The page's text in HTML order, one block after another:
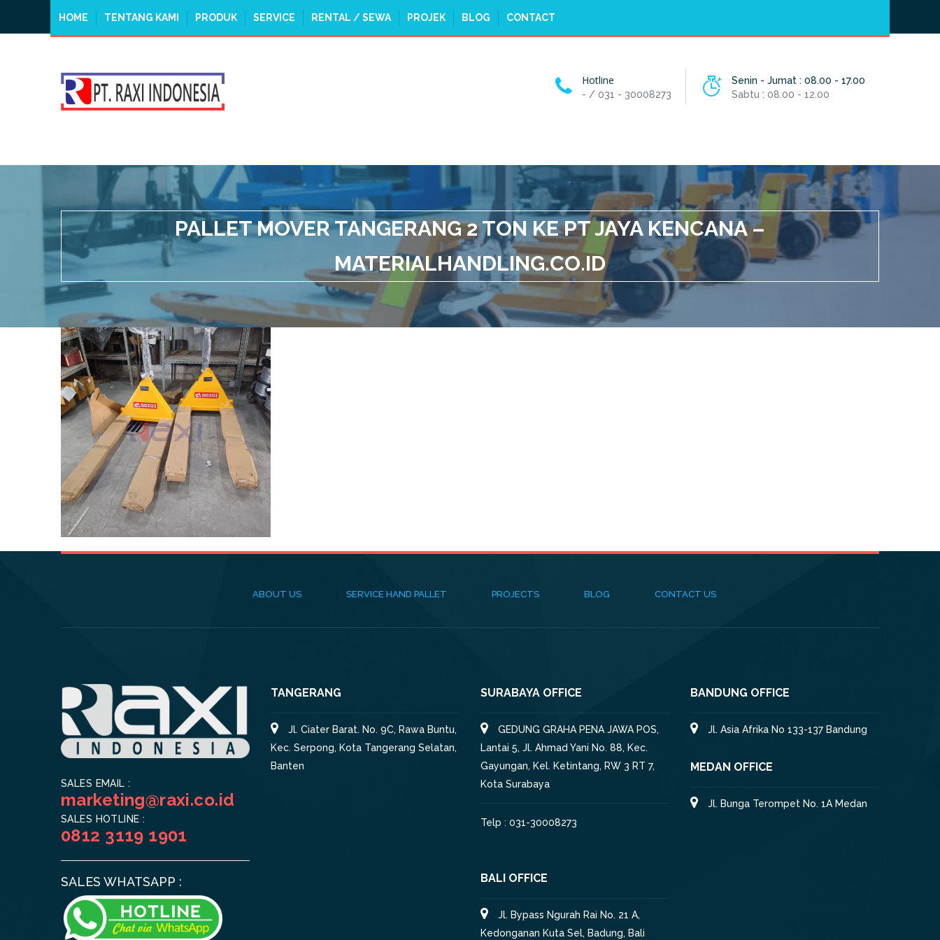
Senin - Jumat : 08.00 - 17.00
Sabtu : 08.00 - 12.00
Hotline
- / 031 - 30008273
HOME TENTANG KAMI PRODUK SERVICE RENTAL / SEWA PROJEK BLOG CONTACT
PALLET MOVER TANGERANG 2 TON KE PT JAYA KENCANA –
MATERIALHANDLING.CO.ID
ABOUT US SERVICE HAND PALLET PROJECTS BLOG CONTACT US
SALES EMAIL :
marketing@raxi.co.id
SALES HOTLINE :
0812 3119 1901
SALES WHATSAPP :
TANGERANG
Jl. Ciater Barat. No. 9C, Rawa Buntu,
Kec. Serpong, Kota Tangerang Selatan,
Banten
SURABAYA OFFICE
GEDUNG GRAHA PENA JAWA POS,
Lantai 5, Jl. Ahmad Yani No. 88, Kec.
Gayungan, Kel. Ketintang, RW 3 RT 7,
Kota Surabaya
Telp : 031-30008273
BALI OFFICE
Jl. Bypass Ngurah Rai No. 21 A,
Kedonganan Kuta Sel, Badung, Bali
BANDUNG OFFICE
Jl. Asia Afrika No 133-137 Bandung
MEDAN OFFICE
Jl. Bunga Terompet No. 1A Medan